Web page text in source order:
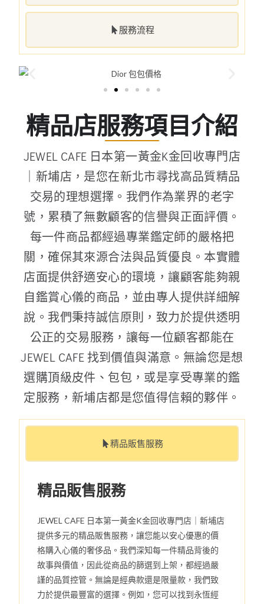
服務流程
精品店服務項目介紹
JEWEL CAFE 日本第一黃金K金回收專門店
｜新埔店，是您在新北市尋找高品質精品
交易的理想選擇。我們作為業界的老字
號，累積了無數顧客的信譽與正面評價。
每一件商品都經過專業鑑定師的嚴格把
關，確保其來源合法與品質優良。本實體
店面提供舒適安心的環境，讓顧客能夠親
自鑑賞心儀的商品，並由專人提供詳細解
說。我們秉持誠信原則，致力於提供透明
公正的交易服務，讓每一位顧客都能在
JEWEL CAFE 找到價值與滿意。無論您是想
選購頂級皮件、包包，或是享受專業的鑑
定服務，新埔店都是您值得信賴的夥伴。
精品販售服務
精品販售服務
JEWEL CAFE 日本第一黃金K金回收專門店｜新埔店
提供多元的精品販售服務，讓您能以安心優惠的價
格購入心儀的奢侈品。我們深知每一件精品背後的
故事與價值，因此從商品的篩選到上架，都經過嚴
謹的品質控管。無論是經典款還是限量款，我們致
力於提供最豐富的選擇。例如，您可以找到永恆經